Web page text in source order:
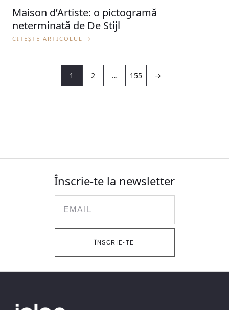
Maison d’Artiste: o pictogramă
neterminată de De Stijl
CITEȘTE ARTICOLUL →
1 2 … 155 →
Înscrie-te la newsletter
ÎNSCRIE-TE